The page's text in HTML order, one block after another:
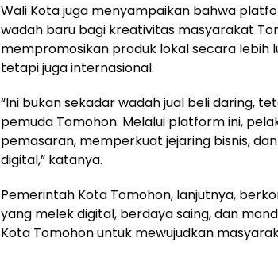
Wali Kota juga menyampaikan bahwa
wadah baru bagi kreativitas masyarakat
mempromosikan produk lokal secara lebih
tetapi juga internasional.
“Ini bukan sekadar wadah jual beli daring,
pemuda Tomohon. Melalui platform ini,
pemasaran, memperkuat jejaring bisnis,
digital,” katanya.
Pemerintah Kota Tomohon, lanjutnya,
yang melek digital, berdaya saing, dan
Kota Tomohon untuk mewujudkan